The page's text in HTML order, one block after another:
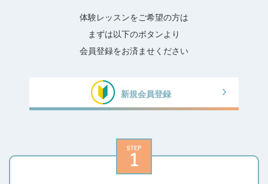
体験レッスンをご希望の方は
まずは以下のボタンより
会員登録をお済ませください
新規会員登録